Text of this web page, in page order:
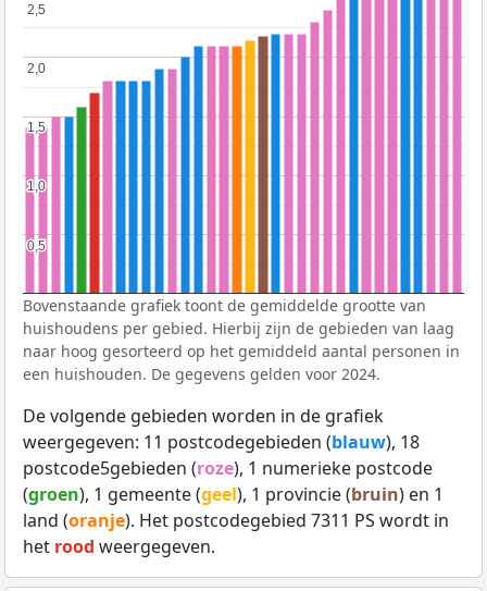
0,5
0,5
1,0
1,0
1,5
1,5
2,0
2,0
2,5
2,5
Bovenstaande grafiek toont de gemiddelde grootte van
huishoudens per gebied. Hierbij zijn de gebieden van laag
naar hoog gesorteerd op het gemiddeld aantal personen in
een huishouden. De gegevens gelden voor 2024.
De volgende gebieden worden in de grafiek
weergegeven: 11 postcodegebieden (blauw), 18
postcode5gebieden (roze), 1 numerieke postcode
(groen), 1 gemeente (geel), 1 provincie (bruin) en 1
land (oranje). Het postcodegebied 7311 PS wordt in
het rood weergegeven.